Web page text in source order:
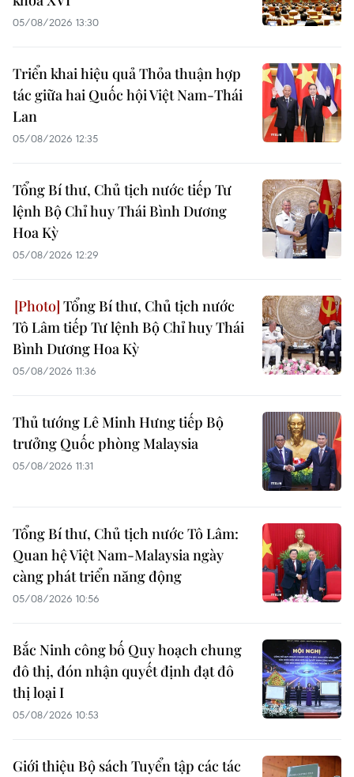
05/08/2026 13:30
Triển khai hiệu quả Thỏa thuận hợp
tác giữa hai Quốc hội Việt Nam-Thái
Lan
05/08/2026 12:35
Tổng Bí thư, Chủ tịch nước tiếp Tư
lệnh Bộ Chỉ huy Thái Bình Dương
Hoa Kỳ
05/08/2026 12:29
Tổng Bí thư, Chủ tịch nước
Tô Lâm tiếp Tư lệnh Bộ Chỉ huy Thái
Bình Dương Hoa Kỳ
05/08/2026 11:36
Thủ tướng Lê Minh Hưng tiếp Bộ
trưởng Quốc phòng Malaysia
05/08/2026 11:31
Tổng Bí thư, Chủ tịch nước Tô Lâm:
Quan hệ Việt Nam-Malaysia ngày
càng phát triển năng động
05/08/2026 10:56
Bắc Ninh công bố Quy hoạch chung
đô thị, đón nhận quyết định đạt đô
thị loại I
05/08/2026 10:53
Giới thiệu Bộ sách Tuyển tập các tác